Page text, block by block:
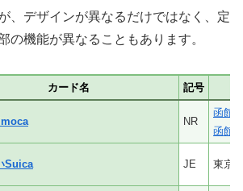
、デザインが異なるだけではなく、定
の機能が異なることもあります。
カード名 記号
NR
函館
函館
Suica JE 東京